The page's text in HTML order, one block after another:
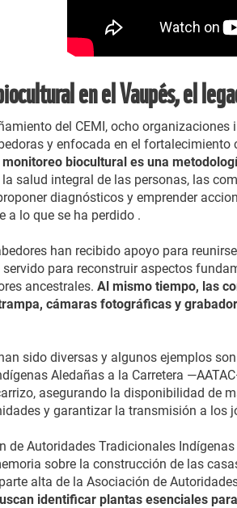
en el Vaupés, el
del CEMI, ocho
y enfocada en el
biocultural es una
salud integral de las personas, las
diagnósticos y emprender
a lo que se ha perdido .
han recibido apoyo para
para reconstruir aspectos
ancestrales. Al mismo tiempo, las
cámaras fotográficas y
sido diversas y algunos ejemplos
Aledañas a la Carretera
asegurando la disponibilidad de
y garantizar la transmisión a los
de Autoridades Tradicionales
sobre la construcción de las
alta de la Asociación de
identificar plantas esenciales